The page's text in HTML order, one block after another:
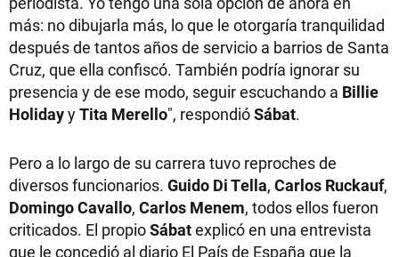
más: no dibujarla más, lo que le otorgaría tranquilidad
después de tantos años de servicio a barrios de Santa
Cruz, que ella confiscó. También podría ignorar su
presencia y de ese modo, seguir escuchando a Billie
HolidayyTita Merello", respondióSábat.
Pero a lo largo de su carrera tuvo reproches de
diversos funcionarios. Guido Di Tella, Carlos Ruckauf,
Domingo Cavallo, Carlos Menem, todos ellos fueron
criticados. El propioSábatexplicó en una entrevista
que le concedió al diario El País de España que la